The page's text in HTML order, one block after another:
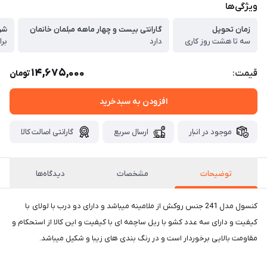
ویژگی‌ها
زمان تحویل
سه تا هشت روز کاری
گارانتی بیست و چهار ماهه مبلمان خانمان
دارد
قیمت: 14,675,000تومان
افزودن به سبدخرید
موجود در انبار ارسال سریع گارانتی اصالت کالا
توضیحات مشخصات دیدگاه‌ها
کنسول مدل 241 جنس روکش از ملامینه میباشد و دارای دو درب با لولای با
کیفیت و دارای سه عدد کشو با ریل ساچمه ای با کیفیت و این کالا از استحکام و
مقاومت بالایی برخوردار است و در رنگ بندی های زیبا و شکیل میباشد.